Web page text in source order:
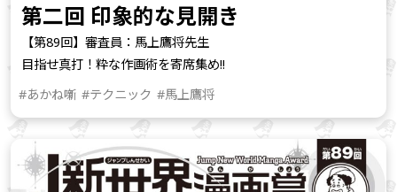
第二回 印象的な見開き
【第89回】審査員：馬上鷹将先生
目指せ真打！粋な作画術を寄席集め!!
#あかね噺 #テクニック #馬上鷹将